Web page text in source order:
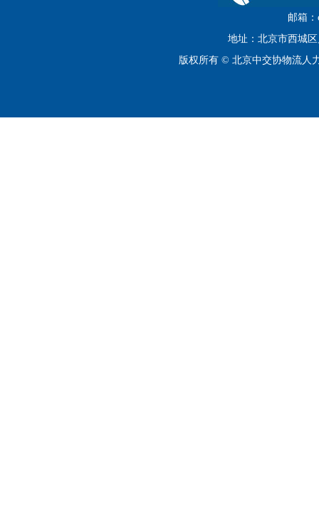
邮箱：
地址：北京市西城区
版权所有 © 北京中交协物流人